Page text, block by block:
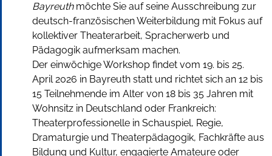
Bayreuthmöchte Sie auf seine Ausschreibung zur
deutsch-französischen Weiterbildung mit Fokus auf
kollektiver Theaterarbeit, Spracherwerb und
Pädagogik aufmerksam machen.
Der einwöchige Workshop findet vom 19. bis 25.
April 2026 in Bayreuth statt und richtet sich an 12 bis
15 Teilnehmende im Alter von 18 bis 35 Jahren mit
Wohnsitz in Deutschland oder Frankreich:
Theaterprofessionelle in Schauspiel, Regie,
Dramaturgie und Theaterpädagogik, Fachkräfte aus
Bildung und Kultur, engagierte Amateure oder